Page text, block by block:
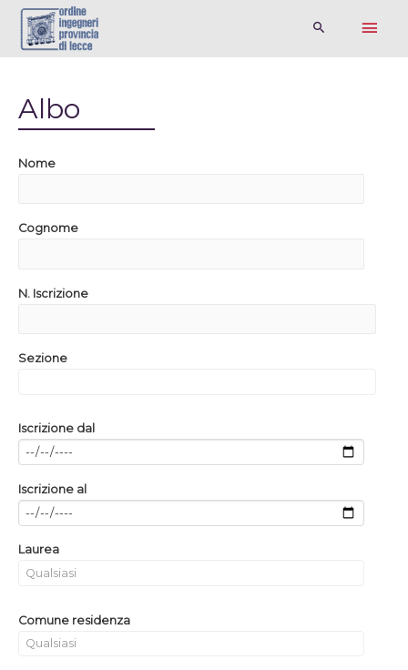
Albo
Nome
Cognome
N. Iscrizione
Sezione
Iscrizione dal
Iscrizione al
Laurea
Comune residenza